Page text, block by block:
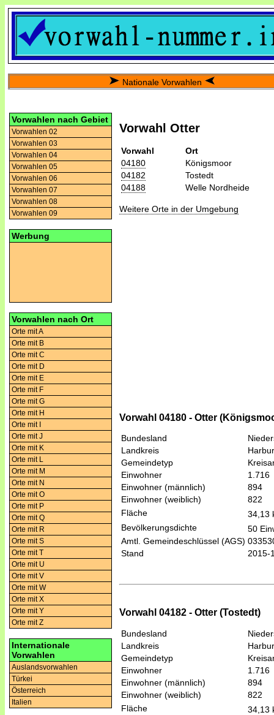
Nationale Vorwahlen
Vorwahlen nach Gebiet
Vorwahlen 02
Vorwahlen 03
Vorwahlen 04
Vorwahlen 05
Vorwahlen 06
Vorwahlen 07
Vorwahlen 08
Vorwahlen 09
Werbung
Vorwahlen nach Ort
Orte mit A
Orte mit B
Orte mit C
Orte mit D
Orte mit E
Orte mit F
Orte mit G
Orte mit H
Orte mit I
Orte mit J
Orte mit K
Orte mit L
Orte mit M
Orte mit N
Orte mit O
Orte mit P
Orte mit Q
Orte mit R
Orte mit S
Orte mit T
Orte mit U
Orte mit V
Orte mit W
Orte mit X
Orte mit Y
Orte mit Z
Internationale
Vorwahlen
Auslandsvorwahlen
Türkei
Österreich
Italien
Vorwahl Otter
Vorwahl
Ort
04180
Königsmoor
04182
Tostedt
04188
Welle Nordheide
Weitere Orte in der Umgebung
Vorwahl 04180 - Otter
Bundesland
Landkreis
Gemeindetyp
Einwohner
1.716
Einwohner (männlich)
894
Einwohner (weiblich)
822
Fläche
34,13
Bevölkerungsdichte
50
Amtl. Gemeindeschlüssel (AGS)
Stand
2015-
Vorwahl 04182 - Otter (Tostedt)
Bundesland
Landkreis
Gemeindetyp
Einwohner
1.716
Einwohner (männlich)
894
Einwohner (weiblich)
822
Fläche
34,13